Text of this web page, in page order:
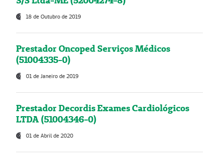
18 de Outubro de 2019
Prestador Oncoped Serviços Médicos
(51004335-0)
01 de Janeiro de 2019
Prestador Decordis Exames Cardiológicos
LTDA (51004346-0)
01 de Abril de 2020